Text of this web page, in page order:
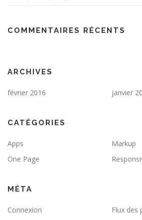
COMMENTAIRES RÉCENTS
ARCHIVES
février 2016 janvier
CATÉGORIES
Apps
Markup
One Page
MÉTA
Connexion
Flux des